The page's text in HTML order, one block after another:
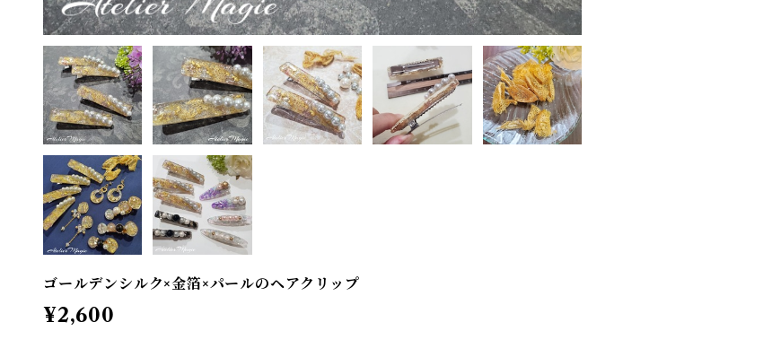
ゴールデンシルク×金箔×パールのヘアクリップ
¥2,600